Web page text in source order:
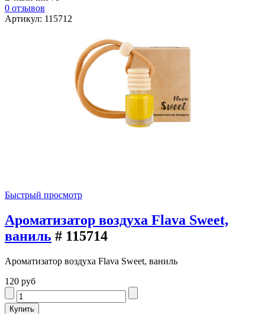
0 отзывов
Артикул: 115712
Быстрый просмотр
Ароматизатор воздуха Flava Sweet,
ваниль # 115714
Ароматизатор воздуха Flava Sweet, ваниль
120 руб